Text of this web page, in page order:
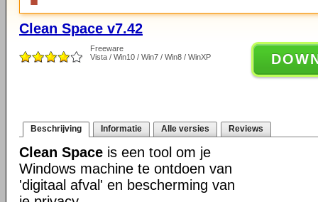
Clean Space v7.42
Freeware
Vista / Win10 / Win7 / Win8 / WinXP
Beschrijving Informatie Alle versies Reviews
Clean Space is een tool om je
Windows machine te ontdoen van
'digitaal afval' en bescherming van